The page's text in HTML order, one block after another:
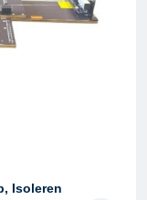
Isoleren